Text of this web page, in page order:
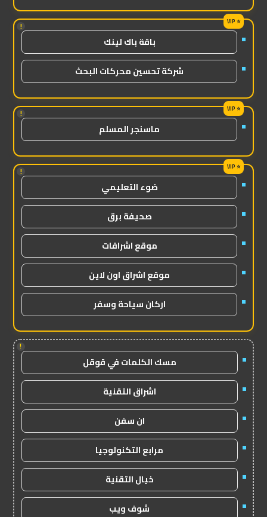
!
باقة باك لينك
شركة تحسين محركات البحث
!
ماسنجر المسلم
!
ضوء التعليمي
صحيفة برق
موقع اشراقات
موقع اشراق اون لاين
اركان سياحة وسفر
!
مسك الكلمات في قوقل
اشراق التقنية
ان سفن
مرابع التكنولوجيا
خيال التقنية
شوف ويب